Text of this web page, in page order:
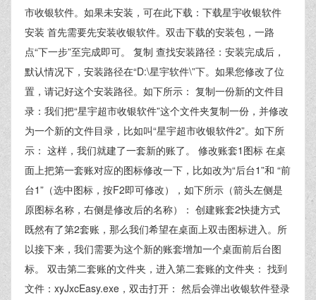
市收银软件。如果未安装，可在此下载：下载星宇收银软件
安装 首先需要先安装收银软件。双击下载的安装包，一路
点“下一步”至完成即可。 复制 查找安装路径：安装完成后，
默认情况下，安装路径在“D:\星宇软件\”下。如果您修改了位
置，请记好这个安装路径。如下所示： 复制一份新的文件目
录：我们把“星宇超市收银软件”这个文件夹复制一份，并修改
为一个新的文件目录，比如叫“星宇超市收银软件2”。如下所
示： 这样，我们就建了一套新的账了。 修改账套1图标 在桌
面上把第一套账对应的图标修改一下，比如改为“后台1”和 “前
台1”（选中图标，按F2即可修改），如下所示（箭头左侧是
原图标名称，右侧是修改后的名称）： 创建账套2快捷方式
既然有了第2套账，那么我们希望在桌面上双击图标进入。所
以接下来，我们需要为这个新的账套增加一个桌面前后台图
标。 双击第二套账的文件夹，进入第二套账的文件夹： 找到
文件：xyJxcEasy.exe，双击打开： 然后会弹出收银软件登录